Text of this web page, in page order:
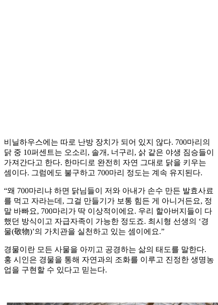
비닐하우스에는 따로 난방 장치가 되어 있지 않다. 700마리의
닭 중 10퍼센트는 오소리, 솔개, 너구리, 삵 같은 야생 짐승들이
가져간다고 한다. 한마디로 완전히 자연 그대로 닭을 키우는
셈이다. 그럼에도 불구하고 700마리 정도는 계속 유지된다.
“왜 700마리냐 하면 닭님들이 저와 아내가 손수 만든 발효사료
를 먹고 자라는데, 그걸 만들기가 보통 힘든 게 아니거든요, 정
말 바빠요, 700마리가 딱 이상적이에요. 우리 할아버지들이 다
했던 방식이고 자급자족이 가능한 정도죠. 최시형 선생의 ‘경
물(敬物)’의 가치관을 실천하고 있는 셈이에요.”
경물이란 모든 사물을 아끼고 공경하는 삶의 태도를 말한다.
홍 시인은 경물을 통해 자연과의 조화를 이루고 진정한 생명농
업을 구현할 수 있다고 믿는다.